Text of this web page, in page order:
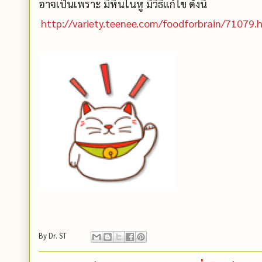
อาจเป็นเพราะ มีหินในหู
http://variety.teenee.com/foodforbrain/
ByDr. ST